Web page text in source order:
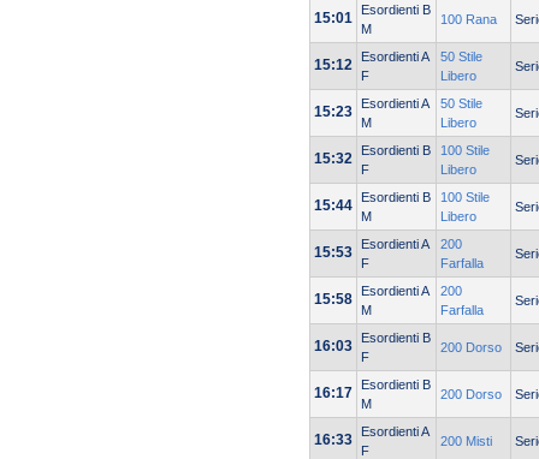
15:01
Esordienti B
M
100 Rana
15:12
Esordienti A
F
50 Stile
Libero
15:23
Esordienti A
M
50 Stile
Libero
15:32
Esordienti B
F
100 Stile
Libero
15:44
Esordienti B
M
100 Stile
Libero
15:53
Esordienti A
F
200
Farfalla
15:58
Esordienti A
M
200
Farfalla
16:03
Esordienti B
F
200 Dorso
16:17
Esordienti B
M
200 Dorso
16:33
Esordienti A
F
200 Misti